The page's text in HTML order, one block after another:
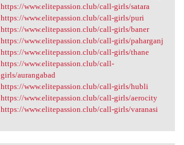
https://www.elitepassion.club/call-girls/satara
https://www.elitepassion.club/call-girls/puri
https://www.elitepassion.club/call-girls/baner
https://www.elitepassion.club/call-girls/paharganj
https://www.elitepassion.club/call-girls/thane
https://www.elitepassion.club/call-
girls/aurangabad
https://www.elitepassion.club/call-girls/hubli
https://www.elitepassion.club/call-girls/aerocity
https://www.elitepassion.club/call-girls/varanasi